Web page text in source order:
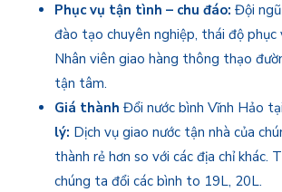
Phục vụ tận tình – chu đáo: Đội
đào tạo chuyên nghiệp, thái độ phục
Nhân viên giao hàng thông thạo
tận tâm.
Giá thành Đổi nước bình Vĩnh Hảo
lý: Dịch vụ giao nước tận nhà của
thành rẻ hơn so với các địa chỉ khác.
chúng ta đổi các bình to 19L, 20L.